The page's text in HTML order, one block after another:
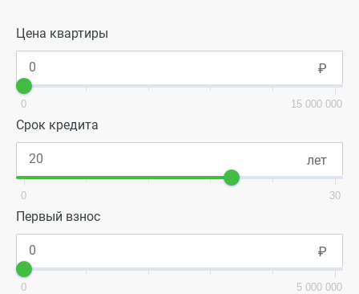
Цена квартиры
0 15 000 000
Срок кредита
0 30
Первый взнос
0 5 000 000